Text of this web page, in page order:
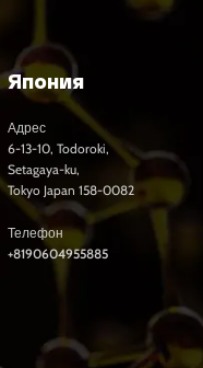
Япония
Адрес
6-13-10, Todoroki,
Setagaya-ku,
Tokyo Japan 158-0082
Телефон
+8190604955885